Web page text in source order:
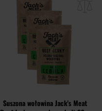
Suszona wołowina Jack's Meat